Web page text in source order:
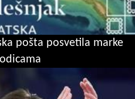
pošta posvetila marke